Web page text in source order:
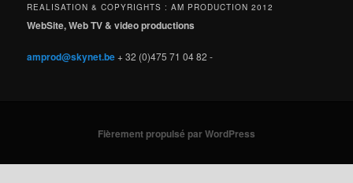
REALISATION & COPYRIGHTS : AM PRODUCTION 2012
WebSite, Web TV & video productions
amprod@skynet.be+ 32 (0)475 71 04 82 -
Fièrement propulsé par WordPress